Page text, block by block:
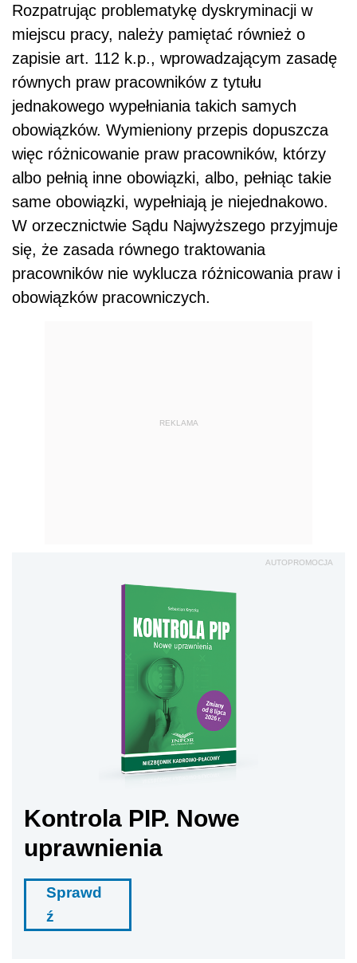
Rozpatrując problematykę dyskryminacji w
miejscu pracy, należy pamiętać również o
zapisie art. 112 k.p., wprowadzającym zasadę
równych praw pracowników z tytułu
jednakowego wypełniania takich samych
obowiązków. Wymieniony przepis dopuszcza
więc różnicowanie praw pracowników, którzy
albo pełnią inne obowiązki, albo, pełniąc takie
same obowiązki, wypełniają je niejednakowo.
W orzecznictwie Sądu Najwyższego przyjmuje
się, że zasada równego traktowania
pracowników nie wyklucza różnicowania praw i
obowiązków pracowniczych.
REKLAMA
AUTOPROMOCJA
Kontrola PIP. Nowe
uprawnienia
Sprawd
ź